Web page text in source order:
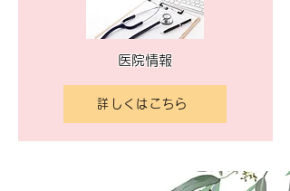
医院情報
詳しくはこちら